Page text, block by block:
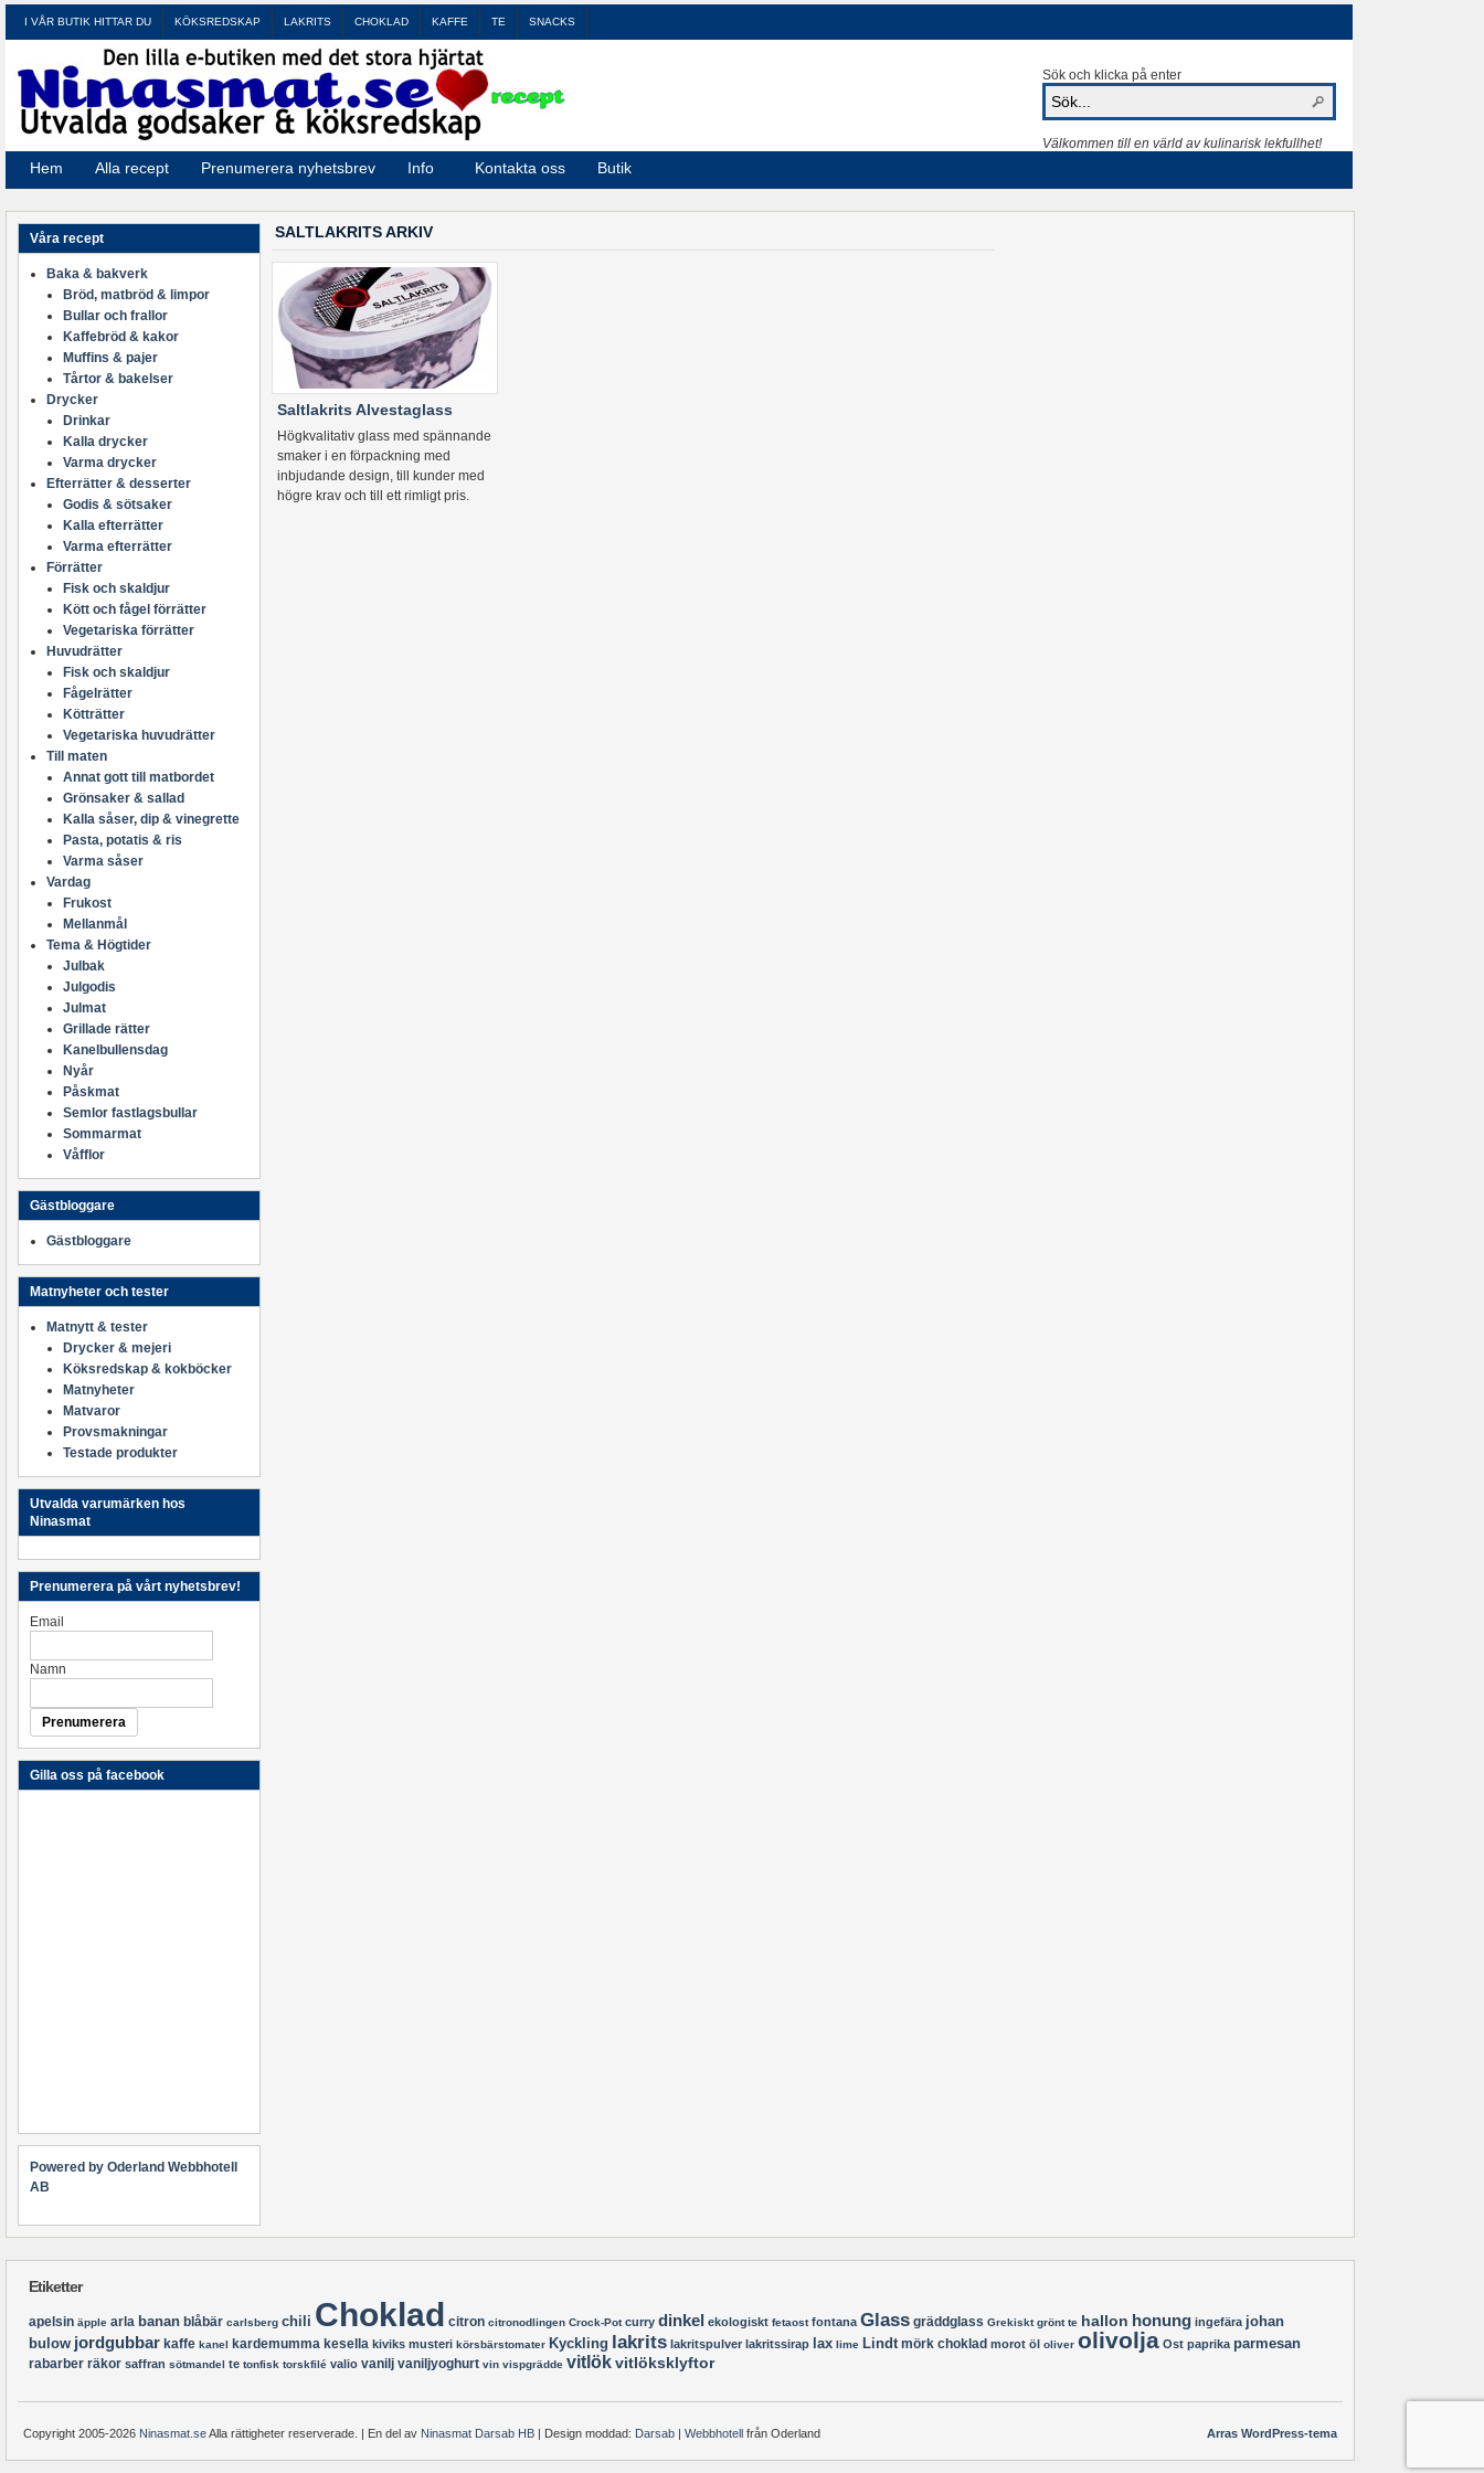
I VÅR BUTIK HITTAR DU KÖKSREDSKAP LAKRITS CHOKLAD KAFFE TE SNACKS
Sök och klicka på enter
Välkommen till en värld av kulinarisk lekfullhet!
Hem Alla recept Prenumerera nyhetsbrev Info Kontakta oss Butik
SALTLAKRITS ARKIV
Saltlakrits Alvestaglass
Högkvalitativ glass med spännande
smaker i en förpackning med
inbjudande design, till kunder med
högre krav och till ett rimligt pris.
Våra recept
Baka & bakverk
Bröd, matbröd & limpor
Bullar och frallor
Kaffebröd & kakor
Muffins & pajer
Tårtor & bakelser
Drycker
Drinkar
Kalla drycker
Varma drycker
Efterrätter & desserter
Godis & sötsaker
Kalla efterrätter
Varma efterrätter
Förrätter
Fisk och skaldjur
Kött och fågel förrätter
Vegetariska förrätter
Huvudrätter
Fisk och skaldjur
Fågelrätter
Kötträtter
Vegetariska huvudrätter
Till maten
Annat gott till matbordet
Grönsaker & sallad
Kalla såser, dip & vinegrette
Pasta, potatis & ris
Varma såser
Vardag
Frukost
Mellanmål
Tema & Högtider
Julbak
Julgodis
Julmat
Grillade rätter
Kanelbullensdag
Nyår
Påskmat
Semlor fastlagsbullar
Sommarmat
Våfflor
Gästbloggare
Gästbloggare
Matnyheter och tester
Matnytt & tester
Drycker & mejeri
Köksredskap & kokböcker
Matnyheter
Matvaror
Provsmakningar
Testade produkter
Utvalda varumärken hos
Ninasmat
Prenumerera på vårt nyhetsbrev!
Email
Namn
Gilla oss på facebook
Powered by Oderland Webbhotell
AB
Etiketter
apelsin äpple arla banan blåbär carlsberg chili Choklad citron citronodlingen Crock-Pot curry dinkel ekologiskt fetaost fontana Glass gräddglass Grekiskt grönt te hallon honung ingefära johan
bulow jordgubbar kaffe kanel kardemumma kesella kiviks musteri körsbärstomater Kyckling lakrits lakritspulver lakritssirap lax lime Lindt mörk choklad morot öl oliver olivolja Ost paprika parmesan
rabarber räkor saffran sötmandel te tonfisk torskfilé valio vanilj vaniljyoghurt vin vispgrädde vitlökvitlöksklyftor
Arras WordPress-tema
Copyright 2005-2026 Ninasmat.seAlla rättigheter reserverade. | En del av Ninasmat Darsab HB | Design moddad: Darsab | Webbhotell från Oderland